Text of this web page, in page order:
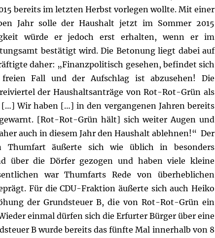
bereits im letzten Herbst vorlegen wollte. Mit einer
Jahr solle der Haushalt jetzt im Sommer 2015
würde er jedoch erst erhalten, wenn er im
bestätigt wird. Die Betonung liegt dabei auf
daher: „Finanzpolitisch gesehen, befindet sich
Fall und der Aufschlag ist abzusehen! Die
der Haushaltsanträge von Rot-Rot-Grün als
[…] Wir haben […] in den vergangenen Jahren bereits
[Rot-Rot-Grün hält] sich weiter Augen und
auch in diesem Jahr den Haushalt ablehnen!“ Der
Thumfart äußerte sich wie üblich in besonders
über die Dörfer gezogen und haben viele kleine
war Thumfarts Rede von überheblichen
Für die CDU-Fraktion äußerte sich auch Heiko
der Grundsteuer B, die von Rot-Rot-Grün ein
einmal dürfen sich die Erfurter Bürger über eine
B wurde bereits das fünfte Mal innerhalb von 8